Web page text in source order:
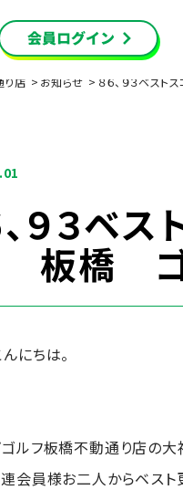
り店 お知らせ ８６、９３ベス
、９３ベ
板橋
にちは。
ルフ板橋不動通り店の大
会員様お二人からベスト